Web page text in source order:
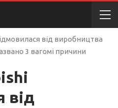
від виробництва
3 вагомі причини
від